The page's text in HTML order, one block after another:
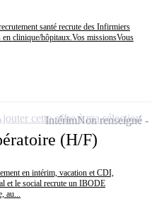
santé recrute des Infirmiers
clinique/hôpitaux.Vos missionsVous
(H/F)
en intérim, vacation et CDI,
et le social recrute un IBODE
au...
IntérimNon renseigné
cette offre à ma sélection